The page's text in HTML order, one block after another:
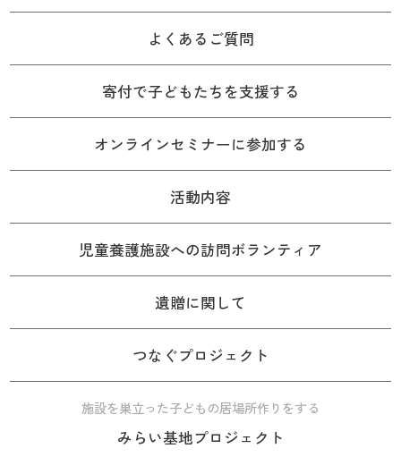
よくあるご質問
寄付で子どもたちを支援する
オンラインセミナーに参加する
活動内容
児童養護施設への訪問ボランティア
遺贈に関して
つなぐプロジェクト
施設を巣立った子どもの居場所作りをする
みらい基地プロジェクト